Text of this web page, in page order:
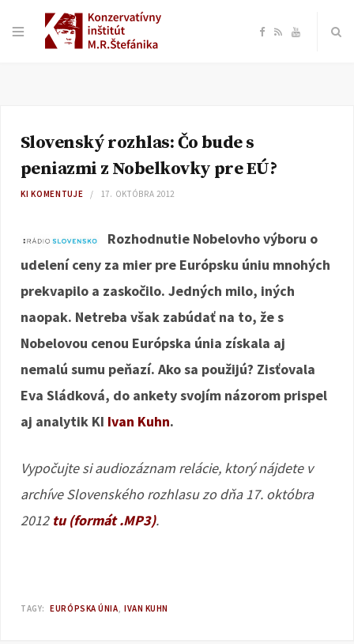
F
o
k
R Y
e
Slovenský rozhlas: Čo bude s
peniazmi z Nobelkovky pre EÚ?
KI KOMENTUJE 17. OKTÓBRA 2012
Rozhodnutie Nobelovho výboru o
udelení ceny za mier pre Európsku úniu mnohých
prekvapilo a zaskočilo. Jedných milo, iných
naopak. Netreba však zabúdať na to, že s
Nobelovou cenou Európska únia získala aj
nemalú sumu peňazí. Ako sa použijú? Zisťovala
Eva Sládková, do ankety svojím názorom prispel
aj analytik KI Ivan Kuhn.
Vypočujte si audiozáznam relácie, ktorý nájdete v
archíve Slovenského rozhlasu zo dňa 17. októbra
2012 tu (formát .MP3).
TAGY: EURÓPSKA ÚNIA IVAN KUHN